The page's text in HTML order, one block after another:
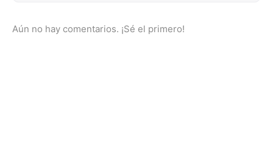
Aún no hay comentarios. ¡Sé el primero!